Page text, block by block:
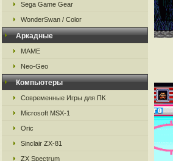
Sega Game Gear
WonderSwan / Color
Аркадные
MAME
Neo-Geo
Компьютеры
Современные Игры для ПК
Microsoft MSX-1
Oric
Sinclair ZX-81
ZX Spectrum